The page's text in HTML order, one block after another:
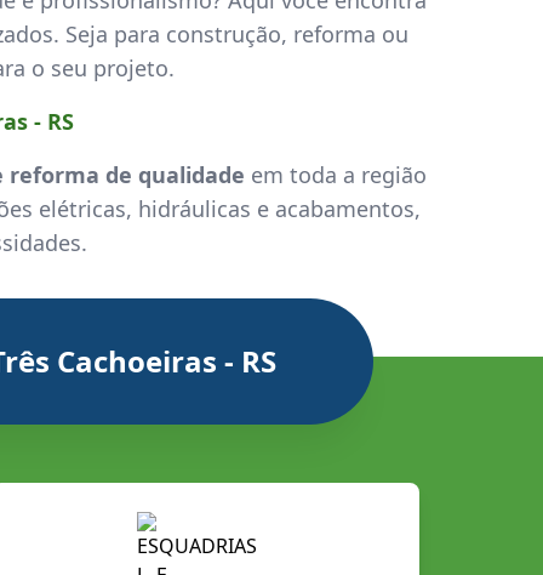
Seja para construção, reforma ou
o seu projeto.
- RS
reforma de qualidade em toda a região
elétricas, hidráulicas e acabamentos,
Cachoeiras - RS